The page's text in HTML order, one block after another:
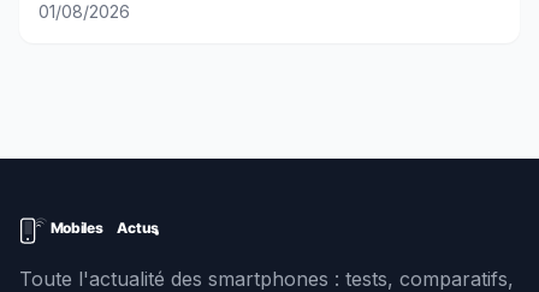
01/08/2026
Toute l'actualité des smartphones : tests, comparatifs,